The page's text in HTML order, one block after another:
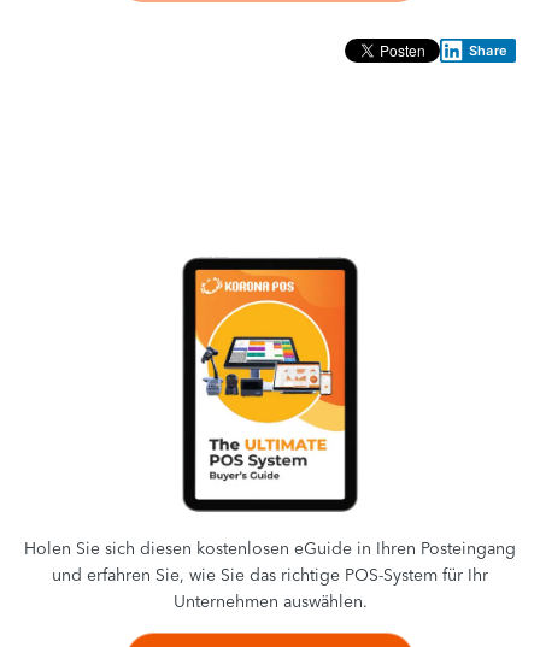
Share
Holen Sie sich diesen kostenlosen eGuide in Ihren Posteingang
und erfahren Sie, wie Sie das richtige POS-System für Ihr
Unternehmen auswählen.